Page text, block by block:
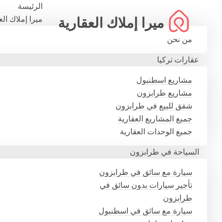
ميرا إملاك العقارية
الرئيسة
ميرا إملاك
من نحن
عقارات تركيا
مشاريع اسطنبول
مشاريع طرابزون
شقق للبيع في طرابزون
جميع المشاريع العقارية
جميع الوحدات العقارية
السياحة في طرابزون
سيارة مع سائق في طرابزون
تأجير سيارات بدون سائق في
طرابزون
سيارة مع سائق في اسطنبول